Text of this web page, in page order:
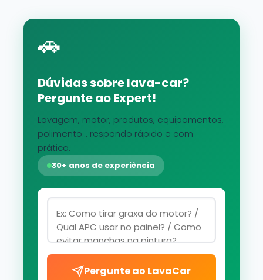
🚗
Dúvidas sobre lava-car?
Pergunte ao Expert!
Lavagem, motor, produtos, equipamentos,
polimento... respondo rápido e com
prática.
30+ anos de experiência
Pergunte ao LavaCar